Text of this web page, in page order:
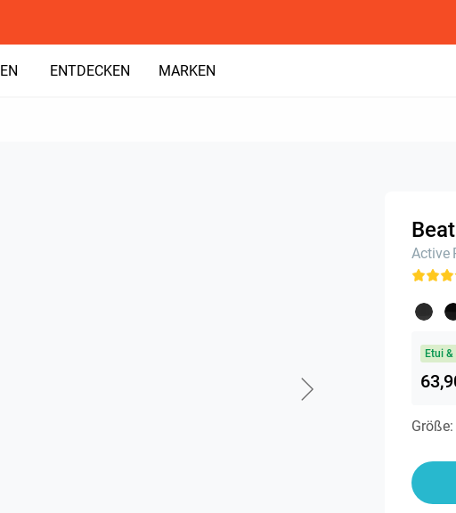
ENTDECKEN MARKEN
Active
Etui
Größe: